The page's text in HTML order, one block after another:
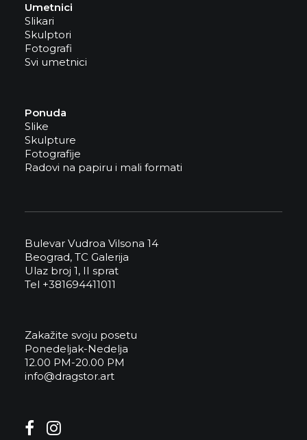
Umetnici
Slikari
Skulptori
Fotografi
Svi umetnici
Ponuda
Slike
Skulpture
Fotografije
Radovi na papiru i mali formati
Bulevar Vudroa Vilsona 14
Beograd, TC Galerija
Ulaz broj 1, II sprat
Tel +381694411011
Zakažite svoju posetu
Ponedeljak-Nedelja
12.00 PM-20.00 PM
info@dragstor.art